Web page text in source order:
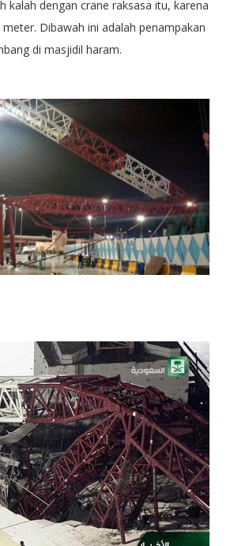
kalah dengan crane raksasa itu, karena
Dibawah ini adalah penampakan
di masjidil haram.